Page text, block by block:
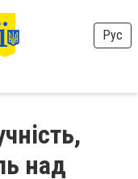
Рус
над